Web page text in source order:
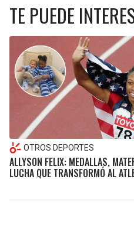
TE PUEDE
OTROS DEPORTES
ALLYSON FELIX: MEDALLAS,
LUCHA QUE TRANSFORMÓ AL